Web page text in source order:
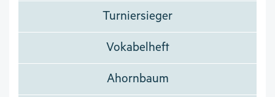
Turniersieger
Vokabelheft
Ahornbaum